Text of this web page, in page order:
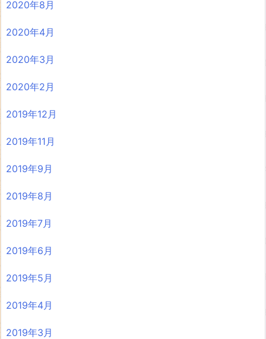
2020年8月
2020年4月
2020年3月
2020年2月
2019年12月
2019年11月
2019年9月
2019年8月
2019年7月
2019年6月
2019年5月
2019年4月
2019年3月